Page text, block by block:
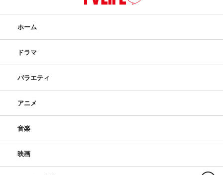
ホーム
ドラマ
バラエティ
アニメ
音楽
映画